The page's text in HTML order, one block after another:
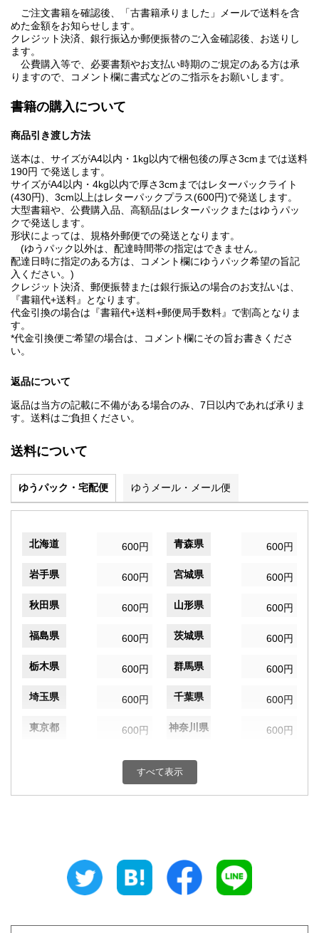
ご注文書籍を確認後、「古書籍承りました」メールで送料を含
めた金額をお知らせします。
クレジット決済、銀行振込か郵便振替のご入金確認後、お送りし
ます。
公費購入等で、必要書類やお支払い時期のご規定のある方は承
りますので、コメント欄に書式などのご指示をお願いします。
書籍の購入について
商品引き渡し方法
送本は、サイズがA4以内・1kg以内で梱包後の厚さ3cmまでは送料
190円 で発送します。
サイズがA4以内・4kg以内で厚さ3cmまではレターパックライト
(430円)、3cm以上はレターパックプラス(600円)で発送します。
大型書籍や、公費購入品、高額品はレターパックまたはゆうパッ
クで発送します。
形状によっては、規格外郵便での発送となります。
(ゆうパック以外は、配達時間帯の指定はできません。
配達日時に指定のある方は、コメント欄にゆうパック希望の旨記
入ください。)
クレジット決済、郵便振替または銀行振込の場合のお支払いは、
『書籍代+送料』となります。
代金引換の場合は『書籍代+送料+郵便局手数料』で割高となりま
す。
*代金引換便ご希望の場合は、コメント欄にその旨お書きくださ
い。
返品について
返品は当方の記載に不備がある場合のみ、7日以内であれば承りま
す。送料はご負担ください。
送料について
ゆうパック・宅配便 ゆうメール・メール便
北海道 600円 青森県 600円
岩手県 600円 宮城県 600円
秋田県 600円 山形県 600円
福島県 600円 茨城県 600円
栃木県 600円 群馬県 600円
埼玉県 600円 千葉県 600円
東京都 600円 神奈川県 600円
600円 富山県
600円 三重県
すべて表示